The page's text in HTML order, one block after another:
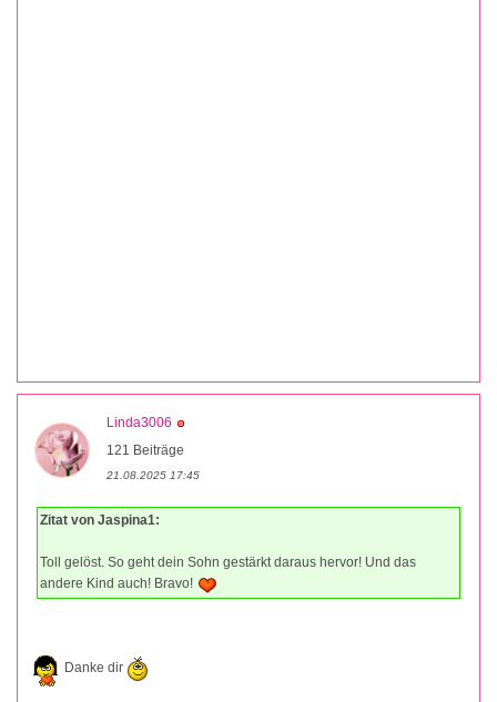
Linda3006
121 Beiträge
21.08.2025 17:45
Zitat von Jaspina1:
Toll gelöst. So geht dein Sohn gestärkt daraus hervor! Und das
andere Kind auch! Bravo!
Danke dir